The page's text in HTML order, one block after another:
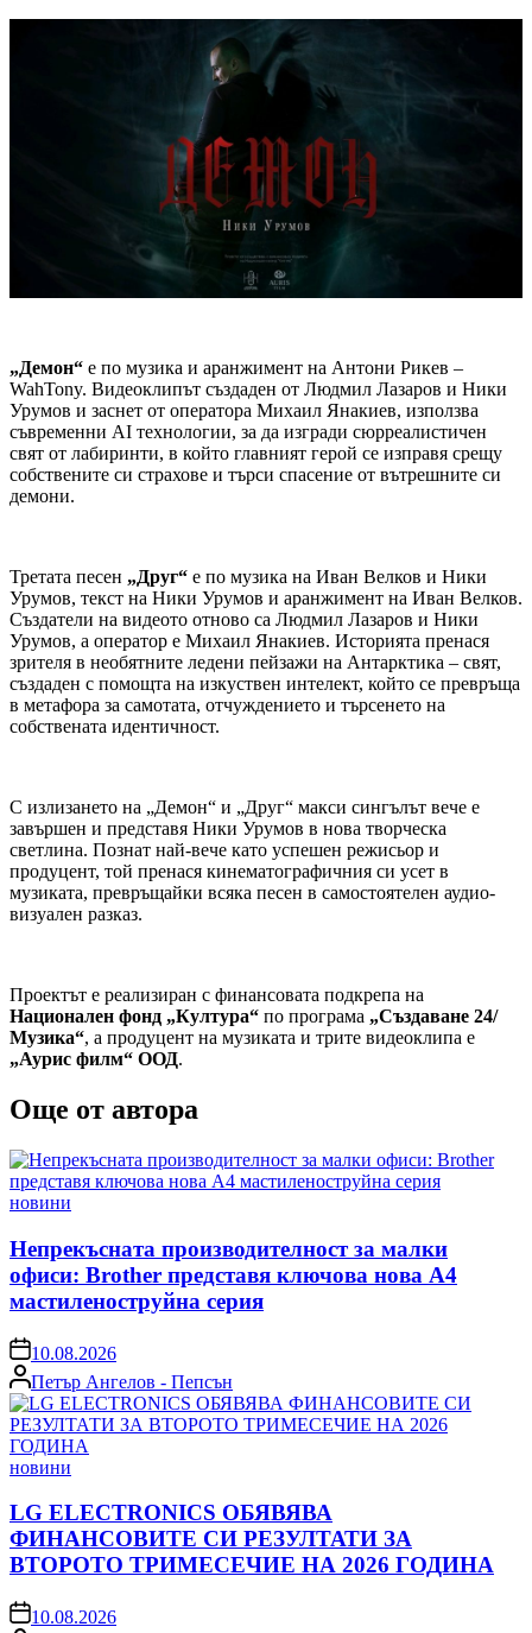
„Демон“ е по музика и аранжимент на Антони Рикев –
WahTony. Видеоклипът създаден от Людмил Лазаров и Ники
Урумов и заснет от оператора Михаил Янакиев, използва
съвременни AI технологии, за да изгради сюрреалистичен
свят от лабиринти, в който главният герой се изправя срещу
собствените си страхове и търси спасение от вътрешните си
демони.
Третата песен „Друг“ е по музика на Иван Велков и Ники
Урумов, текст на Ники Урумов и аранжимент на Иван Велков.
Създатели на видеото отново са Людмил Лазаров и Ники
Урумов, а оператор е Михаил Янакиев. Историята пренася
зрителя в необятните ледени пейзажи на Антарктика – свят,
създаден с помощта на изкуствен интелект, който се превръща
в метафора за самотата, отчуждението и търсенето на
собствената идентичност.
С излизането на „Демон“ и „Друг“ макси сингълът вече е
завършен и представя Ники Урумов в нова творческа
светлина. Познат най-вече като успешен режисьор и
продуцент, той пренася кинематографичния си усет в
музиката, превръщайки всяка песен в самостоятелен аудио-
визуален разказ.
Проектът е реализиран с финансовата подкрепа на
Национален фонд „Култура“ по програма „Създаване 24/
Музика“, а продуцент на музиката и трите видеоклипа е
„Аурис филм“ ООД.
Още от автора
Posted
новини
Непрекъсната производителност за малки
офиси: Brother представя ключова нова A4
мастиленоструйна серия
on 10.08.2026
Posted
by
Петър Ангелов - Пепсън
Posted
новини
LG ELECTRONICS ОБЯВЯВА
ФИНАНСОВИТЕ СИ РЕЗУЛТАТИ ЗА
ВТОРОТО ТРИМЕСЕЧИЕ НА 2026 ГОДИНА
on 10.08.2026